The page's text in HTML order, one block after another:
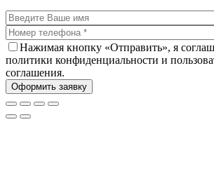
Нажимая кнопку «Отправить», я
политики конфиденциальности и
соглашения.